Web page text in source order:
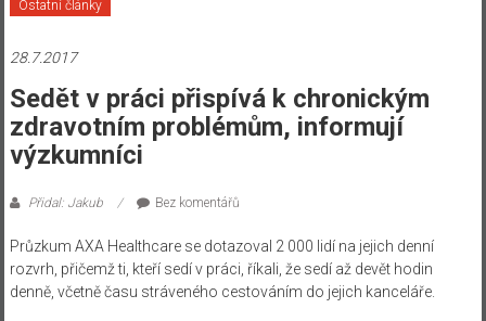
Ostatní články
28.7.2017
Sedět v práci přispívá k chronickým
zdravotním problémům, informují
výzkumníci
Přidal: Jakub Bez komentářů
Průzkum AXA Healthcare se dotazoval 2 000 lidí na jejich denní
rozvrh, přičemž ti, kteří sedí v práci, říkali, že sedí až devět hodin
denně, včetně času stráveného cestováním do jejich kanceláře.